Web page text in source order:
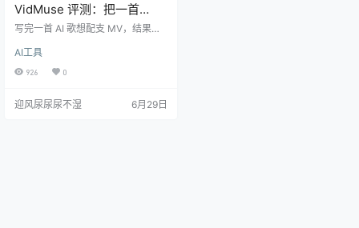
VidMuse 评测：把一首
Suno 歌丢进去，它真能还你
写完一首 AI 歌想配支 MV，结果在
想做的，是让你只丢一个 Suno 链接
进去，剩下分镜、运镜、剪辑全交
0 到 60 秒的成片几分钟搞定。听起
AI工具
926 0
迎风尿尿尿不湿 6月29日